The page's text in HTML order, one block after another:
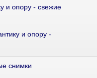
и опору - свежие
снимки